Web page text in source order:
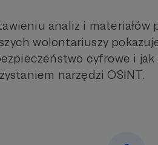
analiz i materiałów
wolontariuszy
cyfrowe i
narzędzi OSINT.